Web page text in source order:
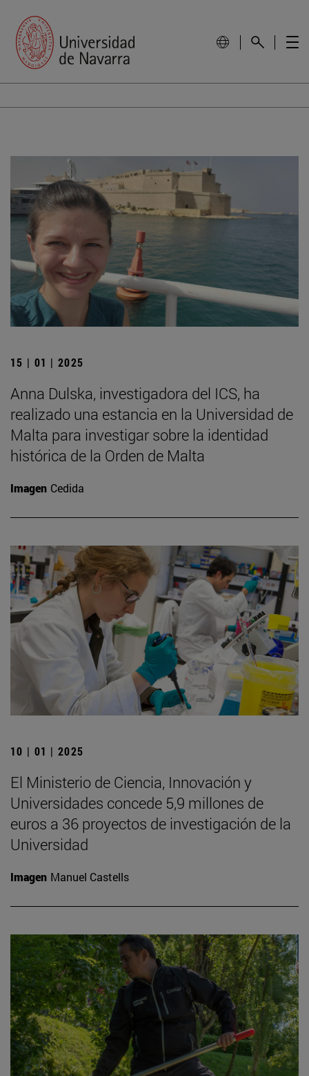
15 | 01 | 2025
Anna Dulska, investigadora del ICS, ha
realizado una estancia en la Universidad de
Malta para investigar sobre la identidad
histórica de la Orden de Malta
Imagen Cedida
10 | 01 | 2025
El Ministerio de Ciencia, Innovación y
Universidades concede 5,9 millones de
euros a 36 proyectos de investigación de la
Universidad
Imagen Manuel Castells